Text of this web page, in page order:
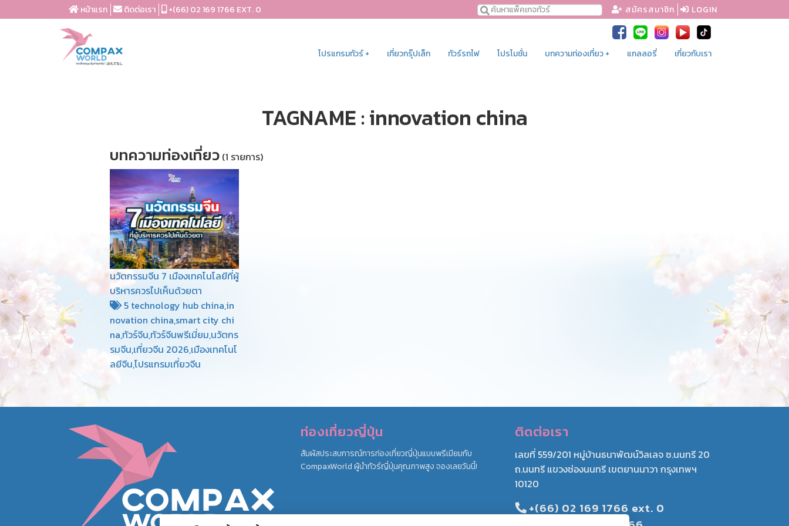
หน้าแรก ติดต่อเรา +(66) 02 169 1766 EXT. 0 สมัครสมาชิก LOGIN
โปรแกรมทัวร์ + เที่ยวกรุ๊ปเล็ก ทัวร์รถไฟ โปรโมชั่น บทความท่องเที่ยว + แกลลอรี่ เกี่ยวกับเรา
TAGNAME : innovation china
บทความท่องเที่ยว (1 รายการ)
นวัตกรรมจีน 7 เมืองเทคโนโลยีที่ผู้
บริหารควรไปเห็นด้วยตา
5 technology hub china,in
novation china,smart city chi
na,ทัวร์จีน,ทัวร์จีนพรีเมี่ยม,นวัตกร
รมจีน,เที่ยวจีน 2026,เมืองเทคโนโ
ลยีจีน,โปรแกรมเที่ยวจีน
ท่องเที่ยวญี่ปุ่น
สัมผัสประสบการณ์การท่องเที่ยวญี่ปุ่นแบบพรีเมียมกับ
CompaxWorld ผู้นำทัวร์ญี่ปุ่นคุณภาพสูง จองเลยวันนี้!
ติดต่อเรา
เลขที่ 559/201 หมู่บ้านธนาพัฒน์วิลเลจ ซ.นนทรี 20
ถ.นนทรี แขวงช่องนนทรี เขตยานนาวา กรุงเทพฯ
10120
+(66) 02 169 1766 ext. 0